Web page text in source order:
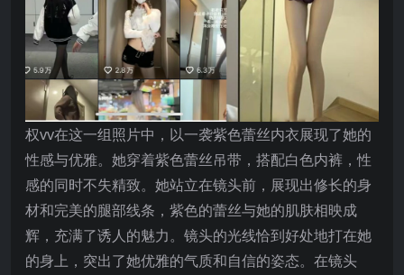
权vv在这一组照片中，以一袭紫色蕾丝内衣展现了她的
性感与优雅。她穿着紫色蕾丝吊带，搭配白色内裤，性
感的同时不失精致。她站立在镜头前，展现出修长的身
材和完美的腿部线条，紫色的蕾丝与她的肌肤相映成
辉，充满了诱人的魅力。镜头的光线恰到好处地打在她
的身上，突出了她优雅的气质和自信的姿态。在镜头